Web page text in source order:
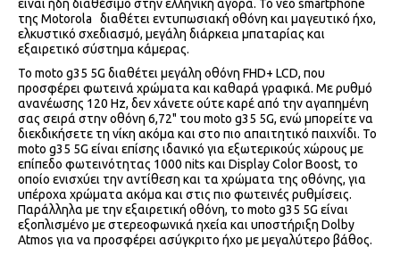
είναι ήδη διαθέσιμο στην ελληνική αγορά. Το νέο smartphone
της Motorola διαθέτει εντυπωσιακή οθόνη και μαγευτικό ήχο,
ελκυστικό σχεδιασμό, μεγάλη διάρκεια μπαταρίας και
εξαιρετικό σύστημα κάμερας.
Το moto g35 5G διαθέτει μεγάλη οθόνη FHD+ LCD, που
προσφέρει φωτεινά χρώματα και καθαρά γραφικά. Με ρυθμό
ανανέωσης 120 Hz, δεν χάνετε ούτε καρέ από την αγαπημένη
σας σειρά στην οθόνη 6,72" του moto g35 5G, ενώ μπορείτε να
διεκδικήσετε τη νίκη ακόμα και στο πιο απαιτητικό παιχνίδι. Το
moto g35 5G είναι επίσης ιδανικό για εξωτερικούς χώρους με
επίπεδο φωτεινότητας 1000 nits και Display Color Boost, το
οποίο ενισχύει την αντίθεση και τα χρώματα της οθόνης, για
υπέροχα χρώματα ακόμα και στις πιο φωτεινές ρυθμίσεις.
Παράλληλα με την εξαιρετική οθόνη, το moto g35 5G είναι
εξοπλισμένο με στερεοφωνικά ηχεία και υποστήριξη Dolby
Atmos για να προσφέρει ασύγκριτο ήχο με μεγαλύτερο βάθος.